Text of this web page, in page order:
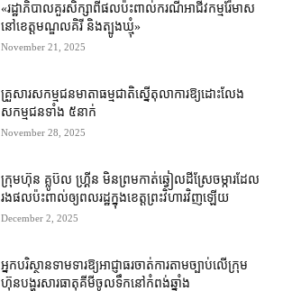
«រដ្ឋាភិបាល​គួរ​សិក្សា​ពី​ផល​ប៉ះពាល់​ករណី​អាជីវកម្ម​រ៉ែ​មាស​
នៅ​ខេត្ត​មណ្ឌលគិរី និង​ត្បូងឃ្មុំ»
November 21, 2025
គ្រួសារ​សកម្មជន​មាតា​ធម្មជាតិ​ស្នើ​​តុលាការ​ឱ្យ​ដោះលែង​
សកម្មជន​ទាំង ៥​នាក់
November 28, 2025
ក្រុមហ៊ុន គ្លូប៊ល ហ្គ្រីន មិន​ព្រម​កាត់​ឆ្វៀល​ដីស្រែ​ចម្ការ​ដែល​
រង​ផល​ប៉ះពាល់​ឲ្យ​ពលរដ្ឋ​ក្នុង​ខេត្ត​ព្រះវិហារ​វិញ​ឡើយ
December 2, 2025
អ្នក​បរិស្ថាន​​ទាមទារ​ឱ្យ​អាជ្ញាធរ​ចាត់​ការ​តាមច្បាប់​លើ​ក្រុម
ហ៊ុន​បង្ហូរ​សារធាតុ​គីមី​ចូល​ទឹក​នៅ​កំពង់ឆ្នាំង